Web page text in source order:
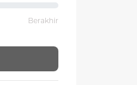
Berakhir